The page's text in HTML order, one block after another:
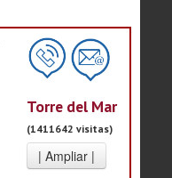
Torre del Mar
(1411642 visitas)